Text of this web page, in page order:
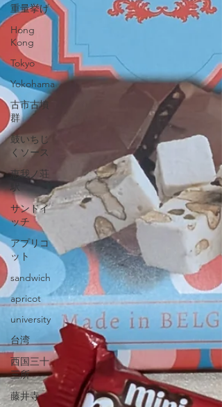
重量挙げ
Hong
Kong
Tokyo
Yokohama
古市古墳
群
鼓いちじ
くソース
恵我ノ荘
駅
サンドイ
ッチ
アプリコ
ット
sandwich
apricot
university
台湾
西国三十
三所
藤井寺